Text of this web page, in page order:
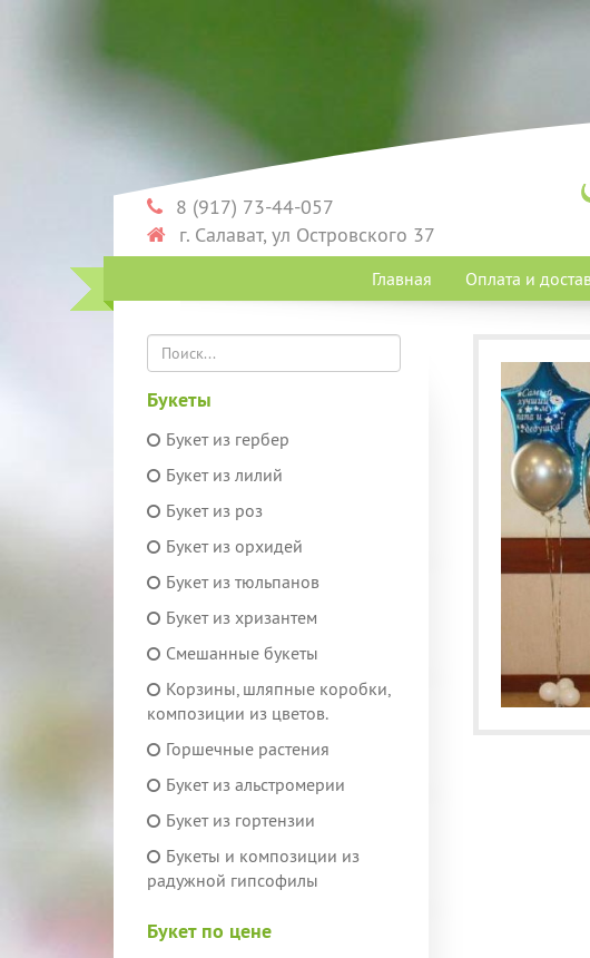
8 (917) 73-44-057
г. Салават, ул Островского 37
Главная Оплата и
Букеты
Букет из гербер
Букет из лилий
Букет из роз
Букет из орхидей
Букет из тюльпанов
Букет из хризантем
Смешанные букеты
Корзины, шляпные коробки,
композиции из цветов.
Горшечные растения
Букет из альстромерии
Букет из гортензии
Букеты и композиции из
радужной гипсофилы
Букет по цене